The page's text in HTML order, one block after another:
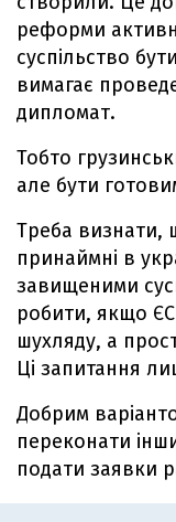
реформи
суспільство
вимагає
дипломат.
Тобто
але бути
Треба визнати,
принаймні в
завищеними
робити, якщо ЄС
шухляду, а
Ці запитання
Добрим
переконати
подати заявки